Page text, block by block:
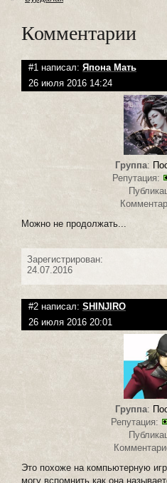
Комментарии
#1 написал: Япона Мать
26 июля 2016 14:24
Группа:
Репутация:
Можно не продолжать...
Зарегистрирован:
24.07.2016
#2 написал: SHINJIRO
26 июля 2016 20:01
Группа:
Репутация:
Это похоже на компьютерную
могу вспомнить как она